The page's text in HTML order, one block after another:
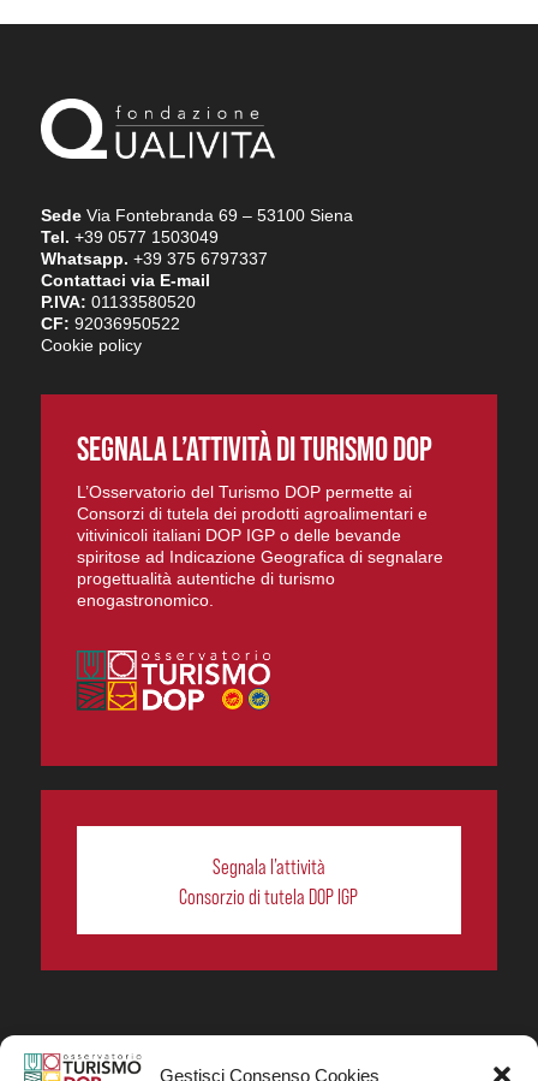
Gestisci Consenso Cookies
SedeVia Fontebranda 69 – 53100 Siena
Tel. +39 0577 1503049
Whatsapp. +39 375 6797337
Contattaci via E-mail
P.IVA: 01133580520
CF: 92036950522
Cookie policy
SEGNALA L’ATTIVITÀ DI TURISMO DOP
L’Osservatorio del Turismo DOP permette ai
Consorzi di tutela dei prodotti agroalimentari e
vitivinicoli italiani DOP IGP o delle bevande
spiritose ad Indicazione Geografica di segnalare
progettualità autentiche di turismo
enogastronomico.
Segnala l’attività
Consorzio di tutela DOP IGP